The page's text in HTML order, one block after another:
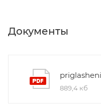
Документы
889,4 кб